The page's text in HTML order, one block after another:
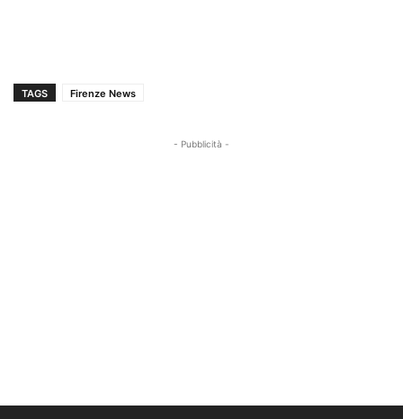
TAGS Firenze News
- Pubblicità -